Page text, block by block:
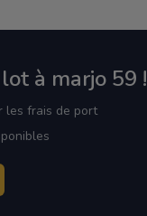
à marjo 59 !
les frais de port